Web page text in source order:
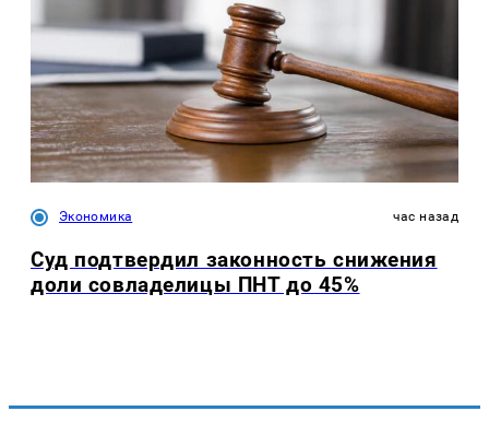
Экономика час назад
Суд подтвердил законность снижения
доли совладелицы ПНТ до 45%